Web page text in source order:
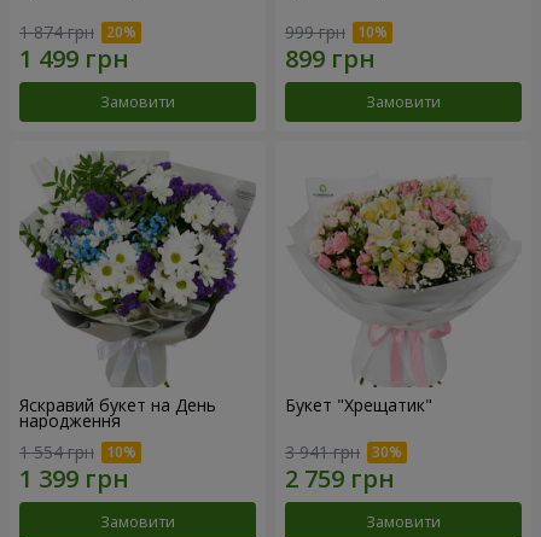
1 874 грн
Замовити
999 грн
Замовити
Яскравий букет на День
народження
1 554 грн
Замовити
Букет "Хрещатик"
3 941 грн
Замовити